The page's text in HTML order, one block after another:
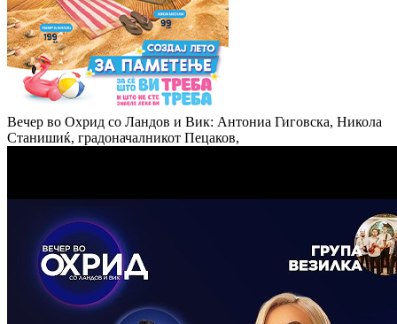
Вечер во Охрид со Ландов и Вик: Антониа Гиговска, Никола
Станишиќ, градоначалникот Пецаков,